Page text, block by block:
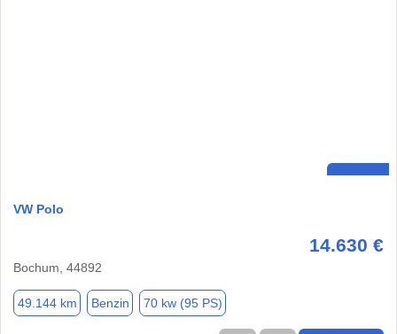
VW Polo
14.630 €
Bochum, 44892
49.144 km Benzin 70 kw (95 PS)